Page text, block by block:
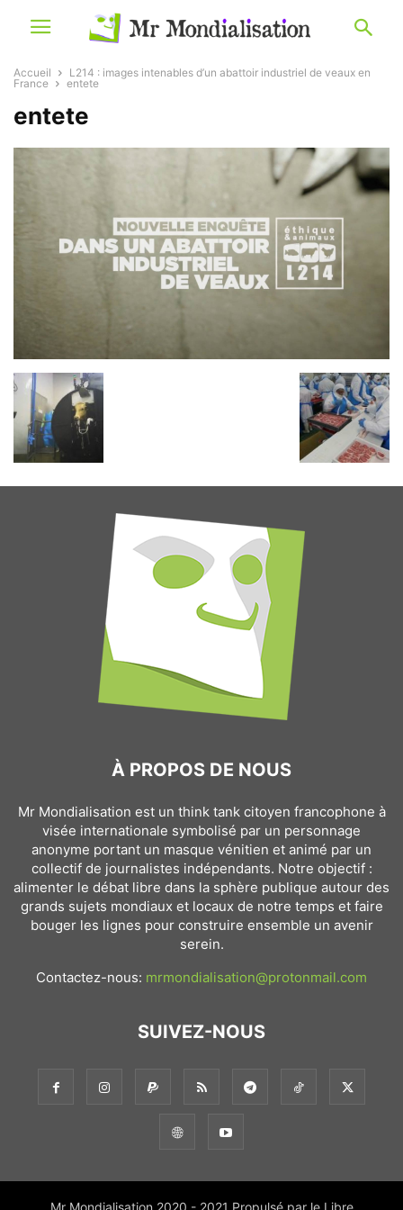
Accueil
L214 : images intenables d’un abattoir industriel de veaux en
France
entete
entete
À PROPOS DE NOUS
Mr Mondialisation est un think tank citoyen francophone à
visée internationale symbolisé par un personnage
anonyme portant un masque vénitien et animé par un
collectif de journalistes indépendants. Notre objectif :
alimenter le débat libre dans la sphère publique autour des
grands sujets mondiaux et locaux de notre temps et faire
bouger les lignes pour construire ensemble un avenir
serein.
Contactez-nous: mrmondialisation@protonmail.com
SUIVEZ-NOUS